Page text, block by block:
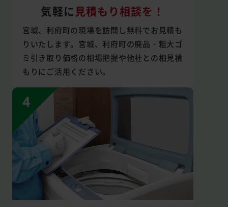
気軽に 見積もり相談を！
宮城、利府町の現場を訪問し無料でお見積も
りいたします。宮城、利府町の廃品・粗大ゴ
ミ引き取り価格の相場把握や他社との相見積
もりにご活用ください。